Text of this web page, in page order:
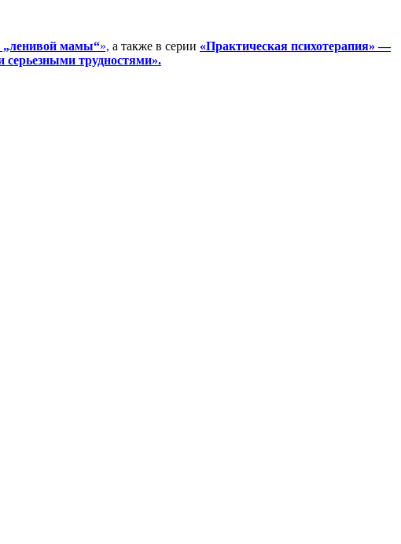
„ленивой мамы“», а также в серии «Практическая психотерапия» —
серьезными трудностями».